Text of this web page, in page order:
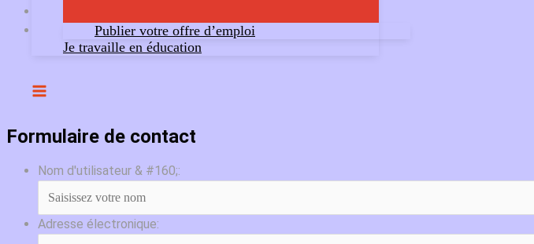
Publier votre offre d’emploi
Je travaille en éducation
Formulaire de contact
Nom d'utilisateur & #160;:
Adresse électronique: